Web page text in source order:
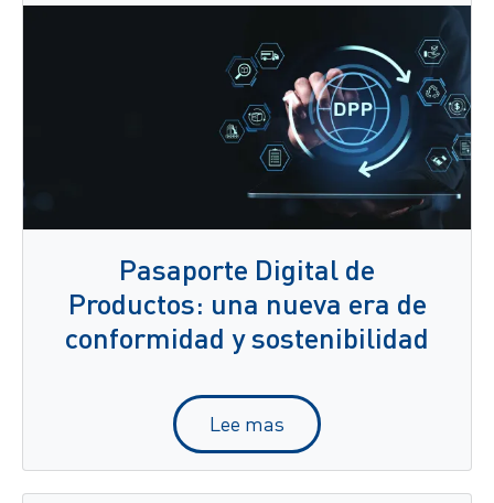
Pasaporte Digital de
Productos: una nueva era de
conformidad y sostenibilidad
Lee mas